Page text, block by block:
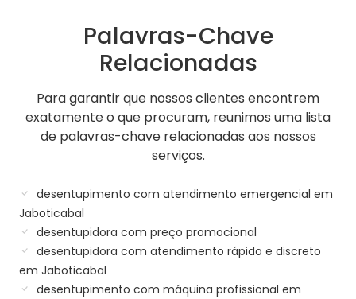
Palavras-Chave
Relacionadas
Para garantir que nossos clientes encontrem
exatamente o que procuram, reunimos uma lista
de palavras-chave relacionadas aos nossos
serviços.
desentupimento com atendimento emergencial em
Jaboticabal
desentupidora com preço promocional
desentupidora com atendimento rápido e discreto
em Jaboticabal
desentupimento com máquina profissional em